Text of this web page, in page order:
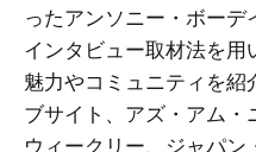
ったアンソニー・ボー
インタビュー取材法を
魅力やコミュニティを紹
ブサイト、アズ・アム・
ウィークリー、ジャパ